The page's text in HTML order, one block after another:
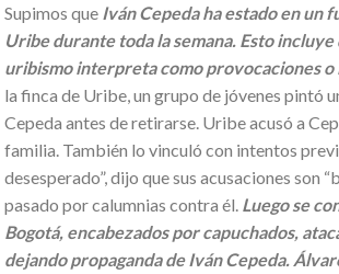
Supimos que Iván Cepeda ha estado en un
Uribe durante toda la semana. Esto
uribismo interpreta como provocaciones o
la finca de Uribe, un grupo de jóvenes pintó
Cepeda antes de retirarse. Uribe acusó a
familia. También lo vinculó con intentos
desesperado”, dijo que sus acusaciones son
pasado por calumnias contra él. Luego se
Bogotá, encabezados por capuchados,
dejando propaganda de Iván Cepeda.